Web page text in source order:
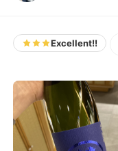
Excellent!!